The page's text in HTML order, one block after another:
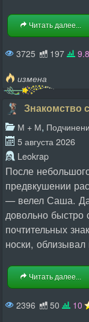
Читать далее...
3725 197
измена
Знакомство
М + М,
5 августа 2026
Leokrap
После
предвкушении
— велел Саша.
довольно быстро
почтительных
носки,
Читать далее...
2396 50 10